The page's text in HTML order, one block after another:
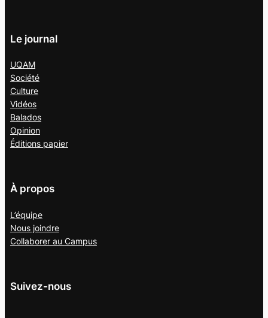
Le journal
UQAM
Société
Culture
Vidéos
Balados
Opinion
Éditions papier
À propos
L’équipe
Nous joindre
Collaborer au Campus
Suivez-nous